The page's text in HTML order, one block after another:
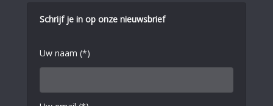
Schrijf je in op onze nieuwsbrief
Uw naam (*)